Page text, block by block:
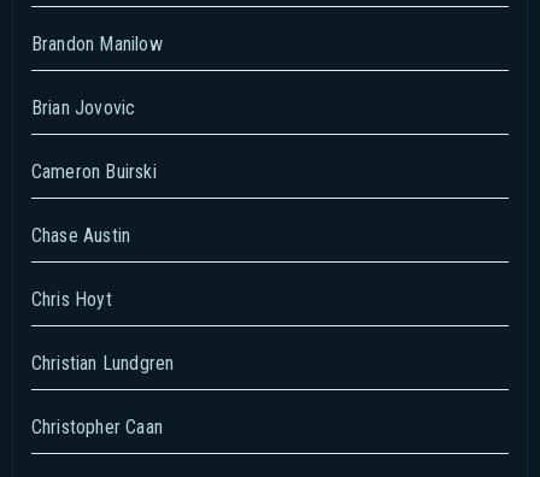
Brandon Manilow
Brian Jovovic
Cameron Buirski
Chase Austin
Chris Hoyt
Christian Lundgren
Christopher Caan